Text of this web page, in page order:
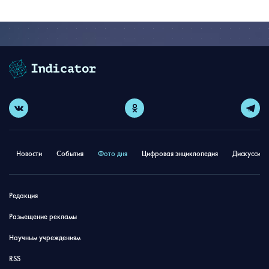
Новости События Фото дня Цифровая энциклопедия
Редакция
Размещение рекламы
Научным учреждениям
RSS